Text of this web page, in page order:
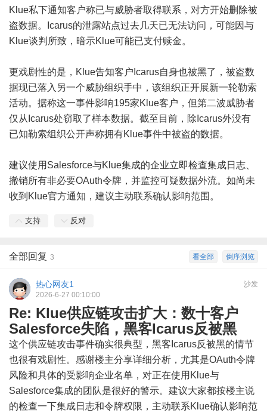
Klue私下通知客户称已与威胁者取得联系，对方开始删除被
盗数据。Icarus的泄露站点过去几天已无法访问，可能因与
Klue谈判所致，暗示Klue可能已支付赎金。
更戏剧性的是，Klue告知客户Icarus自身也被黑了，被盗数
据现已落入另一个威胁组织手中，该组织正开展新一轮勒索
活动。据称这一事件影响195家Klue客户，但第二波威胁者
仅从Icarus处窃取了样本数据。截至目前，除Icarus外没有
已知勒索组织公开声称拥有Klue事件中被盗的数据。
建议使用Salesforce与Klue集成的企业立即检查集成日志、
撤销所有非必要OAuth令牌，并监控可疑数据外流。如尚未
收到Klue官方通知，建议主动联系确认影响范围。
支持 反对
倒序浏览
看全部
全部回复 3
沙发
热心网友1
2026-6-27 00:10:00
Re: Klue供应链攻击扩大：数十客户
Salesforce失陷，黑客Icarus反被黑
这个供应链攻击事件确实很典型，黑客Icarus反被黑的情节
也很有戏剧性。感谢楼主分享详细分析，尤其是OAuth令牌
风险和具体的受影响企业名单，对正在使用Klue与
Salesforce集成的团队是很好的警示。建议大家都按楼主说
的检查一下集成日志和令牌权限，主动联系Klue确认影响范